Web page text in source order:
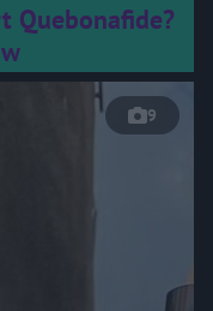
Quebonafide?
9